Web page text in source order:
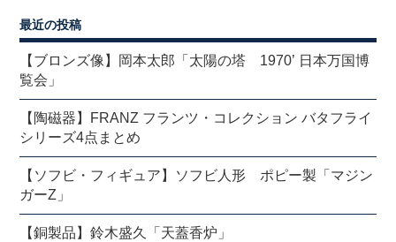
最近の投稿
【ブロンズ像】岡本太郎「太陽の塔 1970’ 日本万国博
覧会」
【陶磁器】FRANZ フランツ・コレクション バタフライ
シリーズ4点まとめ
【ソフビ・フィギュア】ソフビ人形 ポピー製「マジン
ガーZ」
【銅製品】鈴木盛久「天蓋香炉」